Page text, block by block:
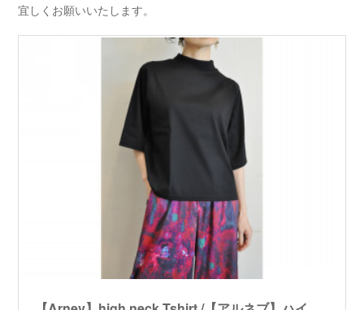
宜しくお願いいたします。